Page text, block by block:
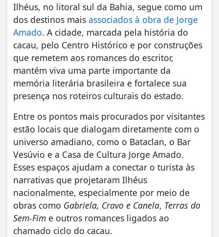
Ilhéus, no litoral sul da Bahia, segue como um
dos destinos mais associados à obra de Jorge
Amado. A cidade, marcada pela história do
cacau, pelo Centro Histórico e por construções
que remetem aos romances do escritor,
mantém viva uma parte importante da
memória literária brasileira e fortalece sua
presença nos roteiros culturais do estado.
Entre os pontos mais procurados por visitantes
estão locais que dialogam diretamente com o
universo amadiano, como o Bataclan, o Bar
Vesúvio e a Casa de Cultura Jorge Amado.
Esses espaços ajudam a conectar o turista às
narrativas que projetaram Ilhéus
nacionalmente, especialmente por meio de
obras como Gabriela, Cravo e Canela, Terras do
Sem-Fim e outros romances ligados ao
chamado ciclo do cacau.